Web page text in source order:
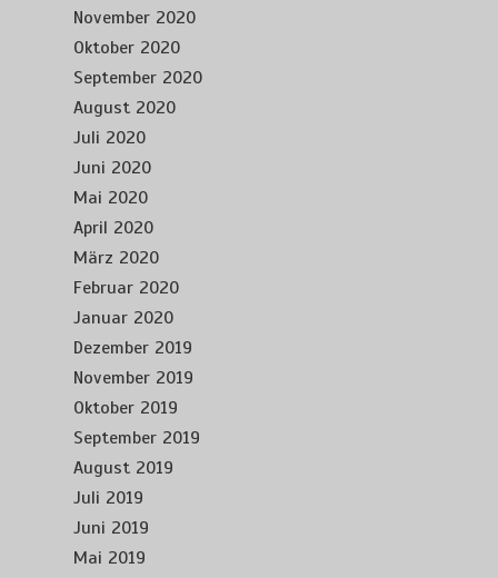
November 2020
Oktober 2020
September 2020
August 2020
Juli 2020
Juni 2020
Mai 2020
April 2020
März 2020
Februar 2020
Januar 2020
Dezember 2019
November 2019
Oktober 2019
September 2019
August 2019
Juli 2019
Juni 2019
Mai 2019